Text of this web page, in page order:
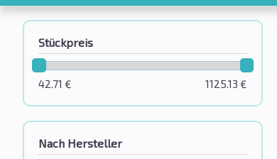
Stückpreis
1125.13 €
42.71 €
Nach Hersteller